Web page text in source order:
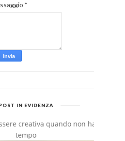
*
IN EVIDENZA
creativa quando non hai
tempo